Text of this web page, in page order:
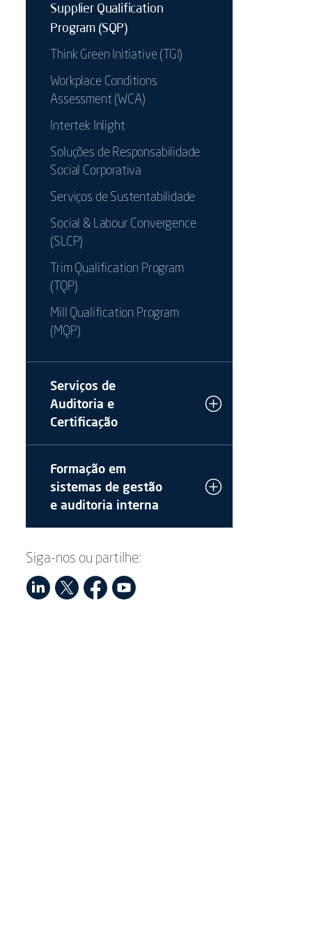
Supplier Qualification
Program (SQP)
Think Green Initiative (TGI)
Workplace Conditions
Assessment (WCA)
Intertek Inlight
Soluções de Responsabilidade
Social Corporativa
Serviços de Sustentabilidade
Social & Labour Convergence
(SLCP)
Trim Qualification Program
(TQP)
Mill Qualification Program
(MQP)
Serviços de
Auditoria e
Certificação
Formação em
sistemas de gestão
e auditoria interna
Siga-nos ou partilhe: